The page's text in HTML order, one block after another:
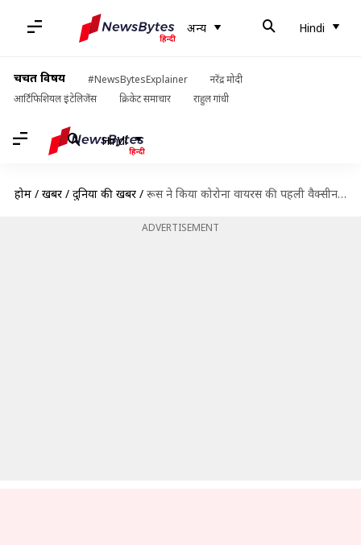
अन्य Hindi
चर्चित विषय #NewsBytesExplainer
नरेंद्र मोदी
आर्टिफिशियल इंटेलिजेंस
क्रिकेट समाचार राहुल गांधी
Hindi
होम / खबरें / दुनिया की खबरें / रूस ने किया कोरोना वायरस की पहली वैक्सीन 'स्पूतनिक वी' के पहले बैच का उत्पादन- रिपोर्ट
ADVERTISEMENT